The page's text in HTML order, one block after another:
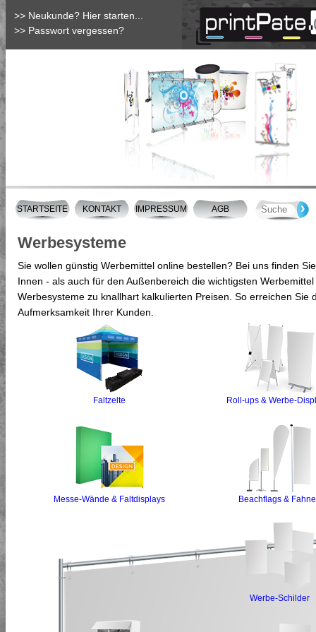
>> Neukunde? Hier starten...
>> Passwort vergessen?
PVC-Banner
ab 8,-/qm
Rollup
ab 46,-
Rollup
Messetheke
ab 139,-
Mesh-Banner
ab 8,-/qm
Pop-Up
ab 285,-
Kundenstopper
ab 169,-
STARTSEITE KONTAKT IMPRESSUM AGB
Werbesysteme
Sie wollen günstig Werbemittel online bestellen? Bei uns finden
Innen - als auch für den Außenbereich die wichtigsten
Werbesysteme zu knallhart kalkulierten Preisen. So erreichen Sie
Aufmerksamkeit Ihrer Kunden.
Faltzelte Roll-ups & Werbe-
Messe-Wände & Faltdisplays Beachflags &
Werbe-Schilder